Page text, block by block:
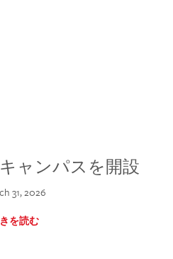
ャンパスを開設
31, 2026
を読む